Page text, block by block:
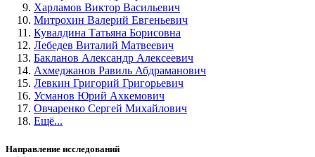
Харламов Виктор Васильевич
Митрохин Валерий Евгеньевич
Кувалдина Татьяна Борисовна
Лебедев Виталий Матвеевич
Бакланов Александр Алексеевич
Ахмеджанов Равиль Абдраманович
Левкин Григорий Григорьевич
Усманов Юрий Ахкемович
Овчаренко Сергей Михайлович
Ещё...
Направление исследований